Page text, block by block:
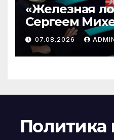
«Железная
Сергеем
07.08.2026
07.08.2026
Политика